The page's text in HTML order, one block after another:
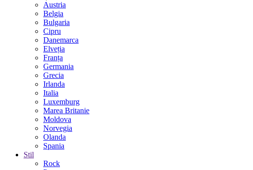
Austria
Belgia
Bulgaria
Cipru
Danemarca
Elveția
Franța
Germania
Grecia
Irlanda
Italia
Luxemburg
Marea Britanie
Moldova
Norvegia
Olanda
Spania
Stil
Rock